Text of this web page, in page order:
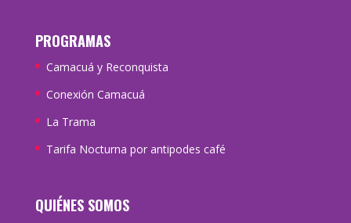
PROGRAMAS
Camacuá y Reconquista
Conexión Camacuá
La Trama
Tarifa Nocturna por antipodes café
QUIÉNES SOMOS